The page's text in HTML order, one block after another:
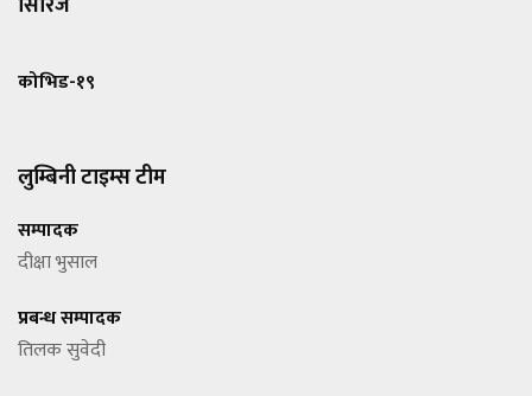
कोभिड-१९
लुम्बिनी टाइम्स टीम
सम्पादक
दीक्षा भुसाल
प्रबन्ध सम्पादक
तिलक सुवेदी